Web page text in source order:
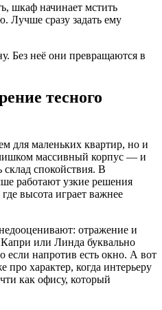
шкаф начинает мстить
Лучше сразу задать ему
Без неё они превращаются в
тесного
для маленьких квартир, но и
массивный корпус — и
склад спокойствия. В
работают узкие решения
высота играет важнее
отражение и
или Линда буквально
если напротив есть окно. А вот
характер, когда интерьеру
как офису, который